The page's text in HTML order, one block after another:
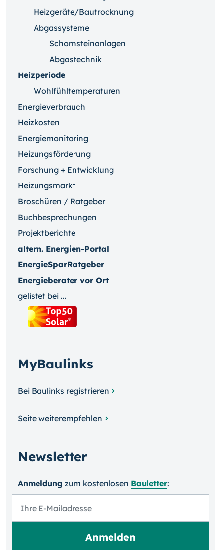
Heizgeräte/Bautrocknung
Abgassysteme
Schornsteinanlagen
Abgastechnik
Heizperiode
Wohlfühltemperaturen
Energieverbrauch
Heizkosten
Energiemonitoring
Heizungsförderung
Forschung + Entwicklung
Heizungsmarkt
Broschüren / Ratgeber
Buchbesprechungen
Projektberichte
altern. Energien-Portal
EnergieSparRatgeber
Energieberater vor Ort
gelistet bei ...
MyBaulinks
Bei Baulinks registrieren
Seite weiterempfehlen
Newsletter
Anmeldung zum kosten­losen Bauletter: